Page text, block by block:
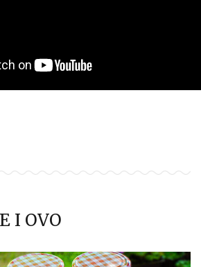
drugima. Pošaljite ga ili podelite se
I OVO